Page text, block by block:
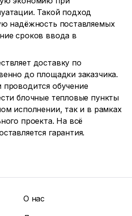
Такой подход
надёжность поставляемых
сроков ввода в
доставку по
до площадки заказчика.
обучение
блочные тепловые пункты
исполнении, так и в рамках
проекта. На всё
гарантия.
О нас